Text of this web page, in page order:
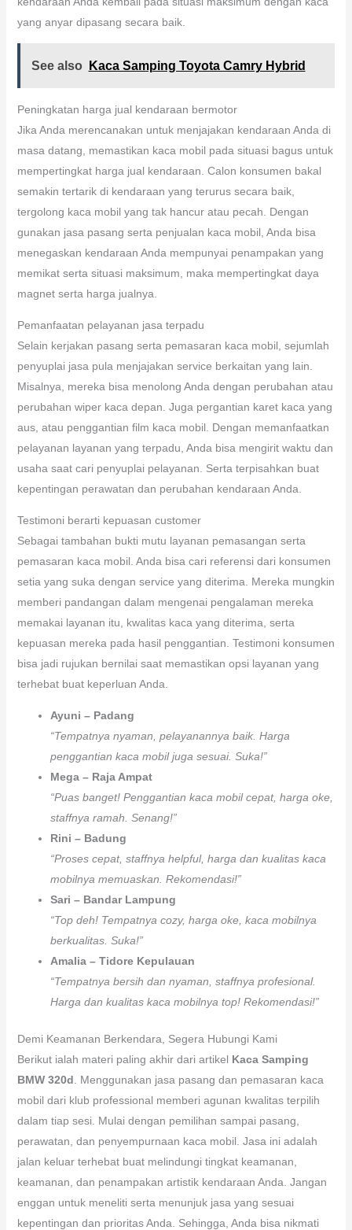
yang anyar dipasang secara baik.
See also Kaca Samping Toyota Camry Hybrid
Peningkatan harga jual kendaraan bermotor
Jika Anda merencanakan untuk menjajakan kendaraan Anda di
masa datang, memastikan kaca mobil pada situasi bagus untuk
mempertingkat harga jual kendaraan. Calon konsumen bakal
semakin tertarik di kendaraan yang terurus secara baik,
tergolong kaca mobil yang tak hancur atau pecah. Dengan
gunakan jasa pasang serta penjualan kaca mobil, Anda bisa
menegaskan kendaraan Anda mempunyai penampakan yang
memikat serta situasi maksimum, maka mempertingkat daya
magnet serta harga jualnya.
Pemanfaatan pelayanan jasa terpadu
Selain kerjakan pasang serta pemasaran kaca mobil, sejumlah
penyuplai jasa pula menjajakan service berkaitan yang lain.
Misalnya, mereka bisa menolong Anda dengan perubahan atau
perubahan wiper kaca depan. Juga pergantian karet kaca yang
aus, atau penggantian film kaca mobil. Dengan memanfaatkan
pelayanan layanan yang terpadu, Anda bisa mengirit waktu dan
usaha saat cari penyuplai pelayanan. Serta terpisahkan buat
kepentingan perawatan dan perubahan kendaraan Anda.
Testimoni berarti kepuasan customer
Sebagai tambahan bukti mutu layanan pemasangan serta
pemasaran kaca mobil. Anda bisa cari referensi dari konsumen
setia yang suka dengan service yang diterima. Mereka mungkin
memberi pandangan dalam mengenai pengalaman mereka
memakai layanan itu, kwalitas kaca yang diterima, serta
kepuasan mereka pada hasil penggantian. Testimoni konsumen
bisa jadi rujukan bernilai saat memastikan opsi layanan yang
terhebat buat keperluan Anda.
Ayuni – Padang
“Tempatnya nyaman, pelayanannya baik. Harga
penggantian kaca mobil juga sesuai. Suka!”
Mega – Raja Ampat
“Puas banget! Penggantian kaca mobil cepat, harga oke,
staffnya ramah. Senang!”
Rini – Badung
“Proses cepat, staffnya helpful, harga dan kualitas kaca
mobilnya memuaskan. Rekomendasi!”
Sari – Bandar Lampung
“Top deh! Tempatnya cozy, harga oke, kaca mobilnya
berkualitas. Suka!”
Amalia – Tidore Kepulauan
“Tempatnya bersih dan nyaman, staffnya profesional.
Harga dan kualitas kaca mobilnya top! Rekomendasi!”
Demi Keamanan Berkendara, Segera Hubungi Kami
Berikut ialah materi paling akhir dari artikel Kaca Samping
BMW 320d . Menggunakan jasa pasang dan pemasaran kaca
mobil dari klub professional memberi agunan kwalitas terpilih
dalam tiap sesi. Mulai dengan pemilihan sampai pasang,
perawatan, dan penyempurnaan kaca mobil. Jasa ini adalah
jalan keluar terhebat buat melindungi tingkat keamanan,
keamanan, dan penampakan artistik kendaraan Anda. Jangan
enggan untuk meneliti serta menunjuk jasa yang sesuai
kepentingan dan prioritas Anda. Sehingga, Anda bisa nikmati